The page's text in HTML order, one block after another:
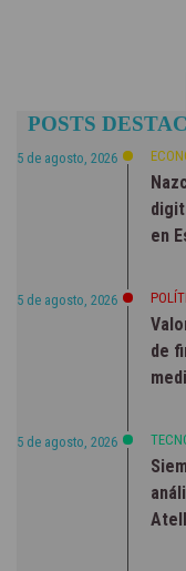
POSTS
5 de agosto, 2026
en
5 de agosto, 2026
de
5 de agosto, 2026